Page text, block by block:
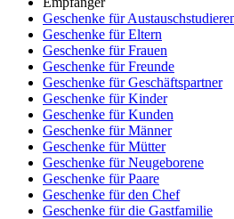
Geschenke für
Geschenke für Eltern
Geschenke für Frauen
Geschenke für Freunde
Geschenke für Geschäftspartner
Geschenke für Kinder
Geschenke für Kunden
Geschenke für Männer
Geschenke für Mütter
Geschenke für Neugeborene
Geschenke für Paare
Geschenke für den Chef
Geschenke für die Gastfamilie